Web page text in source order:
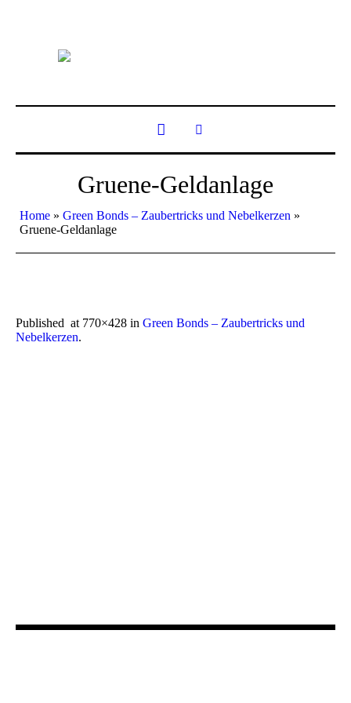
Gruene-Geldanlage
Home » Green Bonds – Zaubertricks und Nebelkerzen »
Gruene-Geldanlage
Published at 770×428 in Green Bonds – Zaubertricks und
Nebelkerzen.